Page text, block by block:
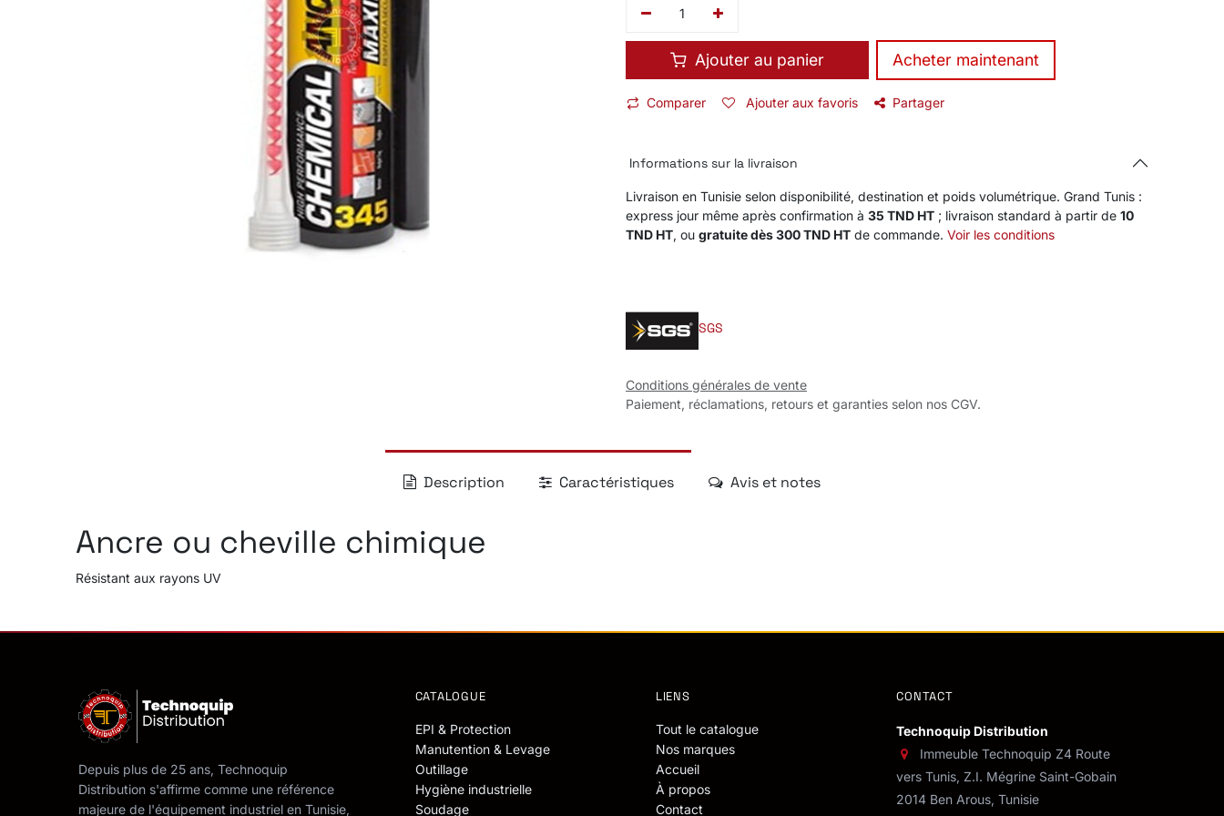
Ajouter au panier ​Acheter maintenant
Comparer Ajouter aux favoris Partager
Informations sur la livraison
Livraison en Tunisie selon disponibilité, destination et poids volumétrique. Grand Tunis :
express jour même après confirmation à 35 TND HT ; livraison standard à partir de 10
TND HT, ou gratuite dès 300 TND HT de commande. Voir les conditions
SGS
Conditions générales de vente
Paiement, réclamations, retours et garanties selon nos CGV.
Description Caractéristiques Avis et notes
Ancre ou cheville chimique
Résistant aux rayons UV
Depuis plus de 25 ans, Technoquip
Distribution s'affirme comme une référence
majeure de l'équipement industriel en Tunisie,
CATALOGUE
EPI & Protection
Manutention & Levage
Outillage
Hygiène industrielle
Soudage
LIENS
Tout le catalogue
Nos marques
Accueil
À propos
Contact
CONTACT
Technoquip Distribution
Immeuble Technoquip Z4 Route
vers Tunis, Z.I. Mégrine Saint-Gobain
2014 Ben Arous, Tunisie